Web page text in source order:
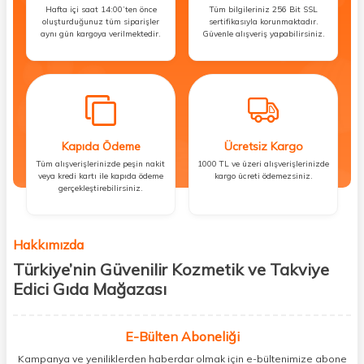
Hafta içi saat 14:00’ten önce
oluşturduğunuz tüm siparişler
aynı gün kargoya verilmektedir.
Tüm bilgileriniz 256 Bit SSL
sertifikasıyla korunmaktadır.
Güvenle alışveriş yapabilirsiniz.
Kapıda Ödeme
Tüm alışverişlerinizde peşin nakit
veya kredi kartı ile kapıda ödeme
gerçekleştirebilirsiniz.
Ücretsiz Kargo
1000 TL ve üzeri alışverişlerinizde
kargo ücreti ödemezsiniz.
Hakkımızda
Türkiye’nin Güvenilir Kozmetik ve Takviye
Edici Gıda Mağazası
kişisel bakım hem de takviye edici gıda ürünlerini sizlerle
buluşturuyoruz. Artık mağaza mağaza dolaşmanıza gerek yok;
E-Bülten Aboneliği
Kampanya ve yeniliklerden haberdar olmak için e-bültenimize abone